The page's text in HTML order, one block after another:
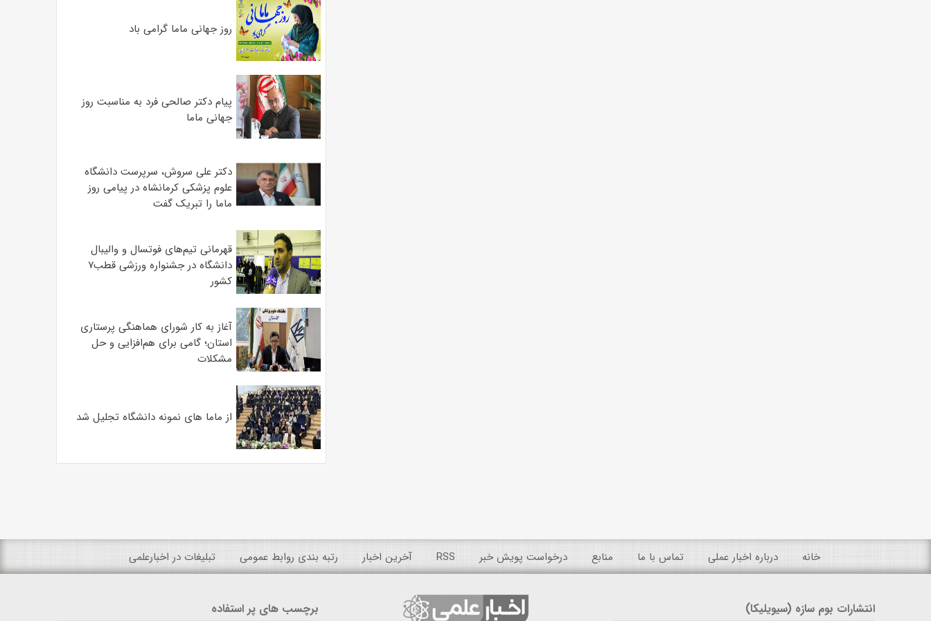
روز جهانی ماما گرامی باد
پیام دکتر صالحی فرد به مناسبت روز
جهانی ماما
دکتر علی سروش، سرپرست دانشگاه
علوم پزشکی کرمانشاه در پیامی روز
ماما را تبریک گفت
قهرمانی تیم‌های فوتسال و والیبال
دانشگاه در جشنواره ورزشی قطب۷
کشور
آغاز به کار شورای هماهنگی پرستاری
استان؛ گامی برای هم‌افزایی و حل
مشکلات
از ماما های نمونه دانشگاه تجلیل شد
خانه درباره اخبار عملی تماس با ما منابع درخواست پویش خبر RSS آخرین اخبار رتبه بندی روابط عمومی تبلیغات در اخبارعلمی
انتشارات بوم سازه (سیویلیکا) برچسب های پر استفاده